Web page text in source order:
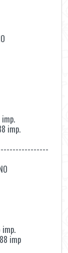
imp.
imp.
imp.
imp